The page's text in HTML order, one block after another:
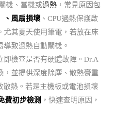
機、當機或過熱 ，常見原因包
、風扇損壞 、CPU過熱保護啟
尤其夏天使用筆電，若放在床
導致過熱自動關機。
即檢查是否有硬體故障。Dr.A
，並提供深度除塵、散熱膏重
散熱。若是主機板或電池損壞
費初步檢測 ，快速查明原因，